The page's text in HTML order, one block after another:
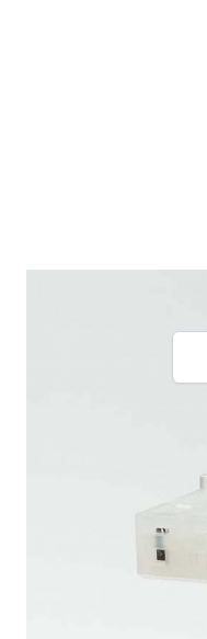
Wählen Sie eine
Notbeleuchtung